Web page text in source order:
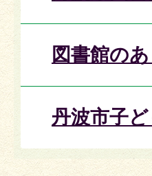
図書館の
丹波市子